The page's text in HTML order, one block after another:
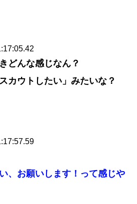
どんな感じなん？
カウトしたい」みたいな？
、お願いします！って感じや